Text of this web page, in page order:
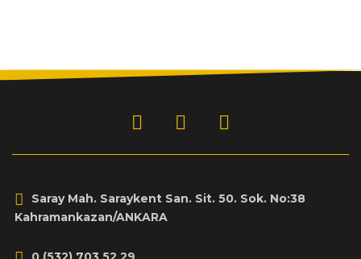
Saray Mah. Saraykent San. Sit. 50. Sok. No:38
Kahramankazan/ANKARA